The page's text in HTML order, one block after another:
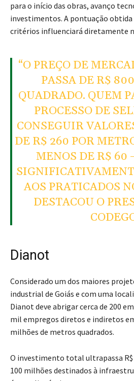
para o início das obras, avanço
investimentos. A pontuação obtida
critérios influenciará diretamente
“O PREÇO DE
PASSA DE R$
QUADRADO. QUEM
PROCESSO DE
CONSEGUIR
DE R$ 260 POR
MENOS DE R$ 60
AOS PRATICADOS
DESTACOU O
Dianot
Considerado um dos maiores
industrial de Goiás e com uma
Dianot deve abrigar cerca de 200
mil empregos diretos e indiretos
milhões de metros quadrados.
O investimento total ultrapassa R$
100 milhões destinados à